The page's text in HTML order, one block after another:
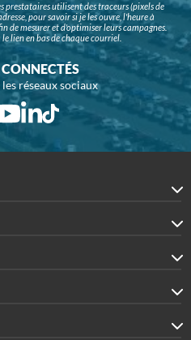
prestataires utilisent des traceurs (pixels de
pour savoir si je les ouvre, l'heure à
de mesurer et d'optimiser leurs campagnes.
lien en bas de chaque courriel.
réseaux sociaux